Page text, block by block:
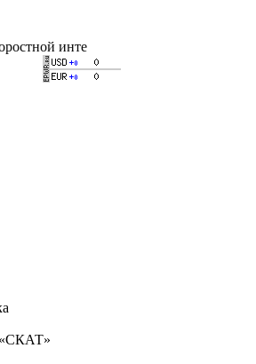
качественное цифровое и